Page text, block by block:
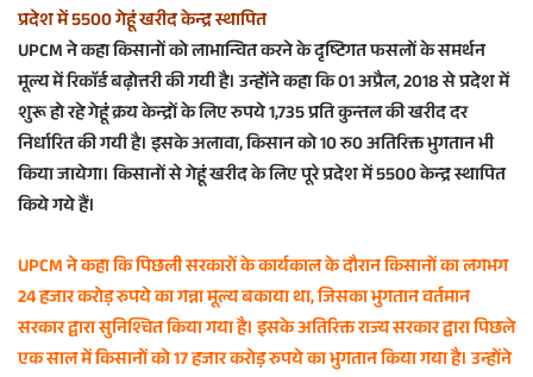
प्रदेश में 5500 गेहूं खरीद केन्द्र स्थापित
UPCM ने कहा किसानों को लाभान्वित करने के दृष्टिगत फसलों के समर्थन
मूल्य में रिकाॅर्ड बढ़ोत्तरी की गयी है। उन्होंने कहा कि 01 अप्रैल, 2018 से प्रदेश में
शुरू हो रहे गेहूं क्रय केन्द्रों के लिए रुपये 1,735 प्रति कुन्तल की खरीद दर
निर्धारित की गयी है। इसके अलावा, किसान को 10 रु0 अतिरिक्त भुगतान भी
किया जायेगा। किसानों से गेहूं खरीद के लिए पूरे प्रदेश में 5500 केन्द्र स्थापित
किये गये हैं।
UPCM ने कहा कि पिछली सरकारों के कार्यकाल के दौरान किसानों का लगभग
24 हजार करोड़ रुपये का गन्ना मूल्य बकाया था, जिसका भुगतान वर्तमान
सरकार द्वारा सुनिश्चित किया गया है। इसके अतिरिक्त राज्य सरकार द्वारा पिछले
एक साल में किसानों को 17 हजार करोड़ रुपये का भुगतान किया गया है। उन्होंने